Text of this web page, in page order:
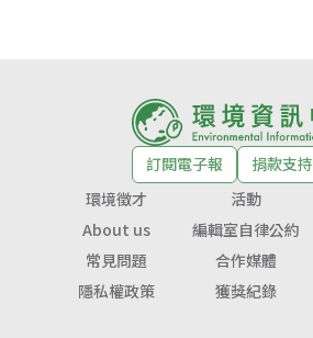
訂閱電子報
捐款支持
環境徵才
活動
About us
編輯室自律公約
常見問題
合作媒體
隱私權政策
獲獎紀錄